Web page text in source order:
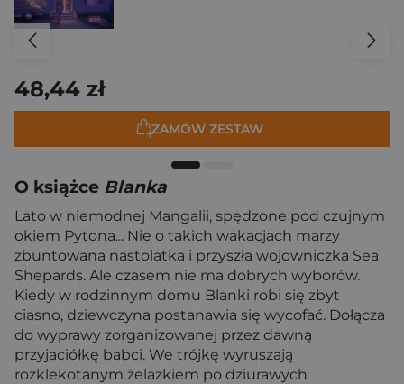
48,44 zł
ZAMÓW ZESTAW
O książce Blanka
Lato w niemodnej Mangalii, spędzone pod czujnym
okiem Pytona... Nie o takich wakacjach marzy
zbuntowana nastolatka i przyszła wojowniczka Sea
Shepards. Ale czasem nie ma dobrych wyborów.
Kiedy w rodzinnym domu Blanki robi się zbyt
ciasno, dziewczyna postanawia się wycofać. Dołącza
do wyprawy zorganizowanej przez dawną
przyjaciółkę babci. We trójkę wyruszają
rozklekotanym żelazkiem po dziurawych